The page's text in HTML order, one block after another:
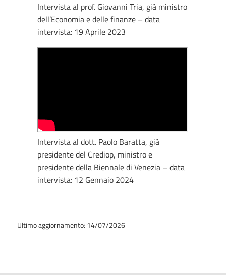
Intervista al prof. Giovanni Tria, già ministro
dell’Economia e delle finanze – data
intervista: 19 Aprile 2023
Intervista al dott. Paolo Baratta, già
presidente del Crediop, ministro e
presidente della Biennale di Venezia – data
intervista: 12 Gennaio 2024
Ultimo aggiornamento: 14/07/2026